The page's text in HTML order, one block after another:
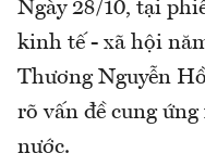
Ngày 28/10, tại
kinh tế - xã hội
Thương Nguyễn
rõ vấn đề cung
nước.